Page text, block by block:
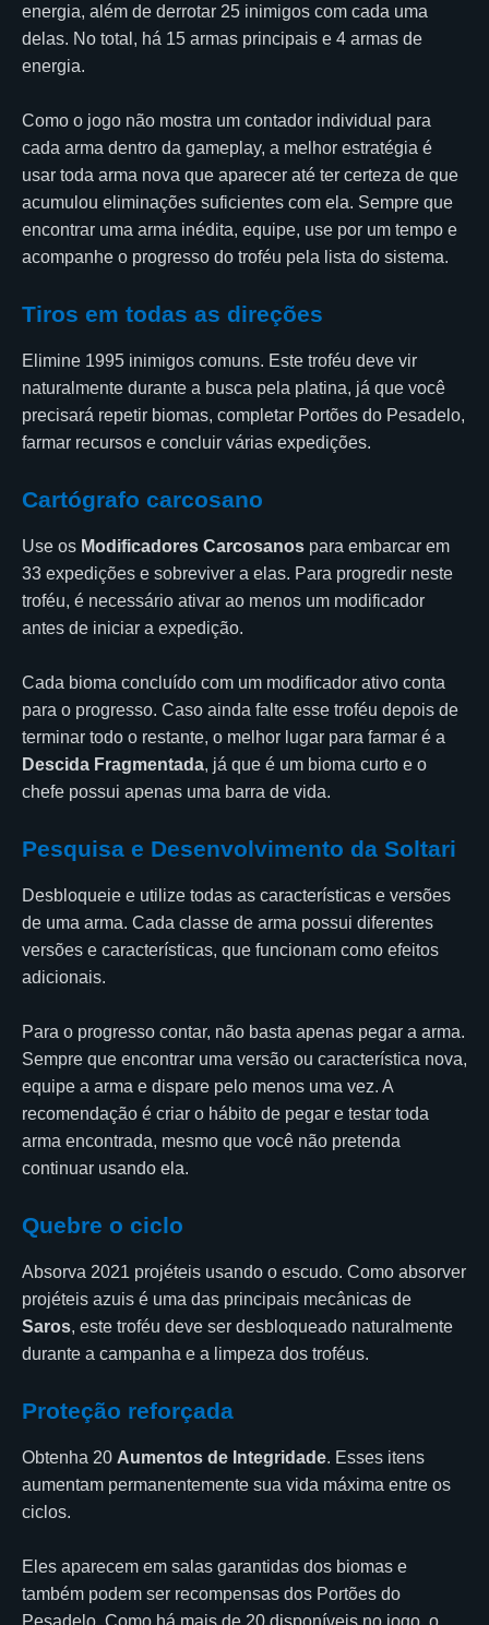
energia, além de derrotar 25 inimigos com cada uma
delas. No total, há 15 armas principais e 4 armas de
energia.
Como o jogo não mostra um contador individual para
cada arma dentro da gameplay, a melhor estratégia é
usar toda arma nova que aparecer até ter certeza de que
acumulou eliminações suficientes com ela. Sempre que
encontrar uma arma inédita, equipe, use por um tempo e
acompanhe o progresso do troféu pela lista do sistema.
Tiros em todas as direções
Elimine 1995 inimigos comuns. Este troféu deve vir
naturalmente durante a busca pela platina, já que você
precisará repetir biomas, completar Portões do Pesadelo,
farmar recursos e concluir várias expedições.
Cartógrafo carcosano
Use os Modificadores Carcosanos para embarcar em
33 expedições e sobreviver a elas. Para progredir neste
troféu, é necessário ativar ao menos um modificador
antes de iniciar a expedição.
Cada bioma concluído com um modificador ativo conta
para o progresso. Caso ainda falte esse troféu depois de
terminar todo o restante, o melhor lugar para farmar é a
Descida Fragmentada, já que é um bioma curto e o
chefe possui apenas uma barra de vida.
Pesquisa e Desenvolvimento da Soltari
Desbloqueie e utilize todas as características e versões
de uma arma. Cada classe de arma possui diferentes
versões e características, que funcionam como efeitos
adicionais.
Para o progresso contar, não basta apenas pegar a arma.
Sempre que encontrar uma versão ou característica nova,
equipe a arma e dispare pelo menos uma vez. A
recomendação é criar o hábito de pegar e testar toda
arma encontrada, mesmo que você não pretenda
continuar usando ela.
Quebre o ciclo
Absorva 2021 projéteis usando o escudo. Como absorver
projéteis azuis é uma das principais mecânicas de
Saros, este troféu deve ser desbloqueado naturalmente
durante a campanha e a limpeza dos troféus.
Proteção reforçada
Obtenha 20 Aumentos de Integridade. Esses itens
aumentam permanentemente sua vida máxima entre os
ciclos.
Eles aparecem em salas garantidas dos biomas e
também podem ser recompensas dos Portões do
Pesadelo. Como há mais de 20 disponíveis no jogo, o